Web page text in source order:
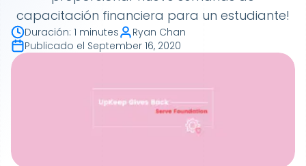
capacitación financiera para un estudiante!
Duración: 1 minutes
Ryan Chan
Publicado el September 16, 2020